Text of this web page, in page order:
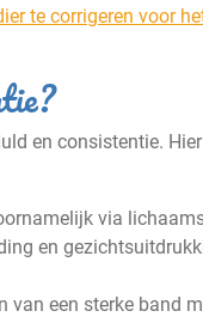
te corrigeren voor
en consistentie.
via
en
een sterke band